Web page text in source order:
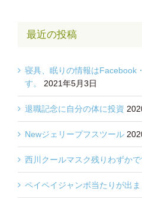
最近の投稿
寝具、眠りの情報はFacebook
す。
2021年5月3日
退職記念に自分の体に投資
Newジェリープフスツール
西川クールマスク残りわずかで
ペイペイジャンボ当たりが出ま